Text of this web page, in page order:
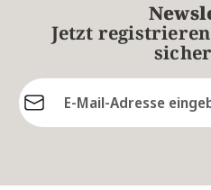
Jetzt
E-Mail-Adresse*